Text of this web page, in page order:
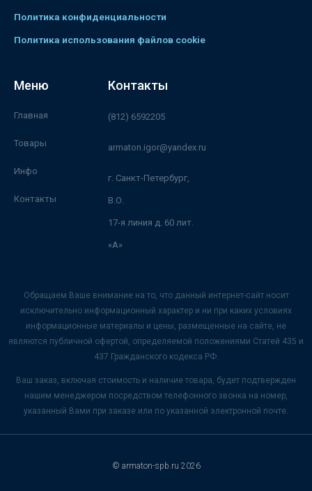
Политика конфиденциальности
Политика использования файлов cookie
Меню
Главная
Товары
Инфо
Контакты
Контакты
(812) 6592205
armaton.igor@yandex.ru
г. Санкт-Петербург,
В.О.
17-я линия д. 60 лит.
«А»
Обращаем Ваше внимание на то, что данный интернет-сайт носит
исключительно информационный характер и ни при каких условиях
информационные материалы и цены, размещенные на сайте, не
являются публичной офертой, определяемой положениями Статей 435 и
437 Гражданского кодекса РФ.
Ваш заказ, включая стоимость и наличие товара, будет подтвержден
нашим менеджером посредством телефонного звонка на номер,
указанный Вами при заказе или по указанной электронной почте.
© armaton-spb.ru 2026